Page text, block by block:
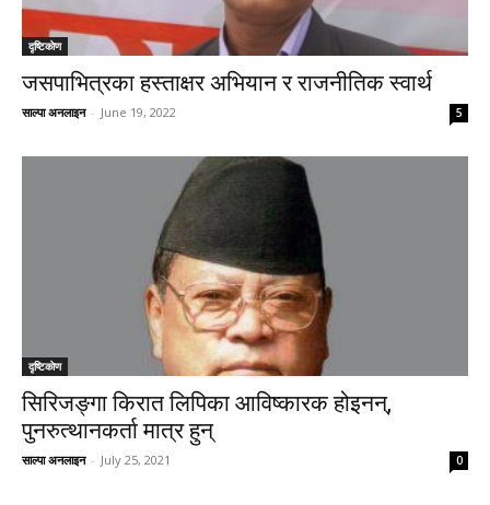
दृष्टिकाेण
जसपाभित्रका हस्ताक्षर अभियान र राजनीतिक स्वार्थ
साल्पा अनलाइन - June 19, 2022 5
दृष्टिकाेण
सिरिजङ्गा किरात लिपिका आविष्कारक होइनन्,
पुनरुत्थानकर्ता मात्र हुन्
साल्पा अनलाइन - July 25, 2021 0